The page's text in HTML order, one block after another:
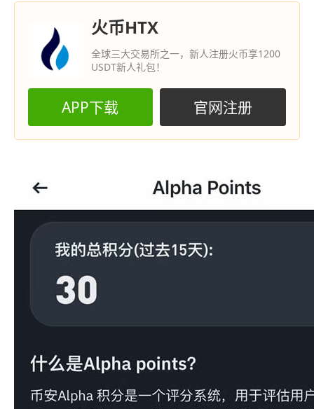
火币HTX
全球三大交易所之一，新人注册火币享1200
USDT新人礼包！
APP下载 官网注册